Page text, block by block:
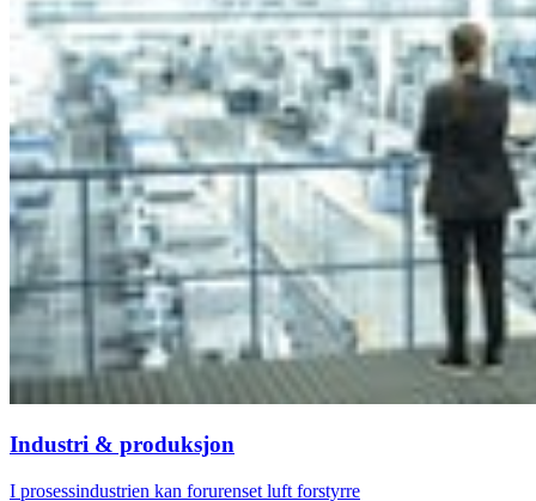
Industri & produksjon
I prosessindustrien kan forurenset luft forstyrre